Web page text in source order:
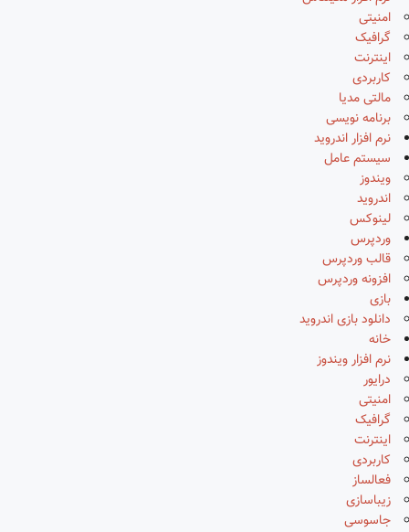
امنیتی
گرافیک
اینترنت
کاربردی
مالتی مدیا
برنامه نویسی
نرم افزار اندروید
سیستم عامل
ویندوز
اندروید
لینوکس
وردپرس
قالب وردپرس
افزونه وردپرس
بازی
دانلود بازی اندروید
خانه
نرم افزار ویندوز
درایور
امنیتی
گرافیک
اینترنت
کاربردی
فعالساز
زیباسازی
جاسوسی